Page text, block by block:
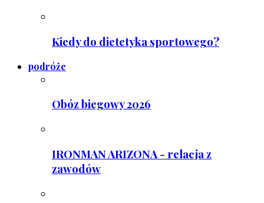
Kiedy do dietetyka sportowego?
podróże
Obóz biegowy 2026
IRONMAN ARIZONA - relacja z
zawodów